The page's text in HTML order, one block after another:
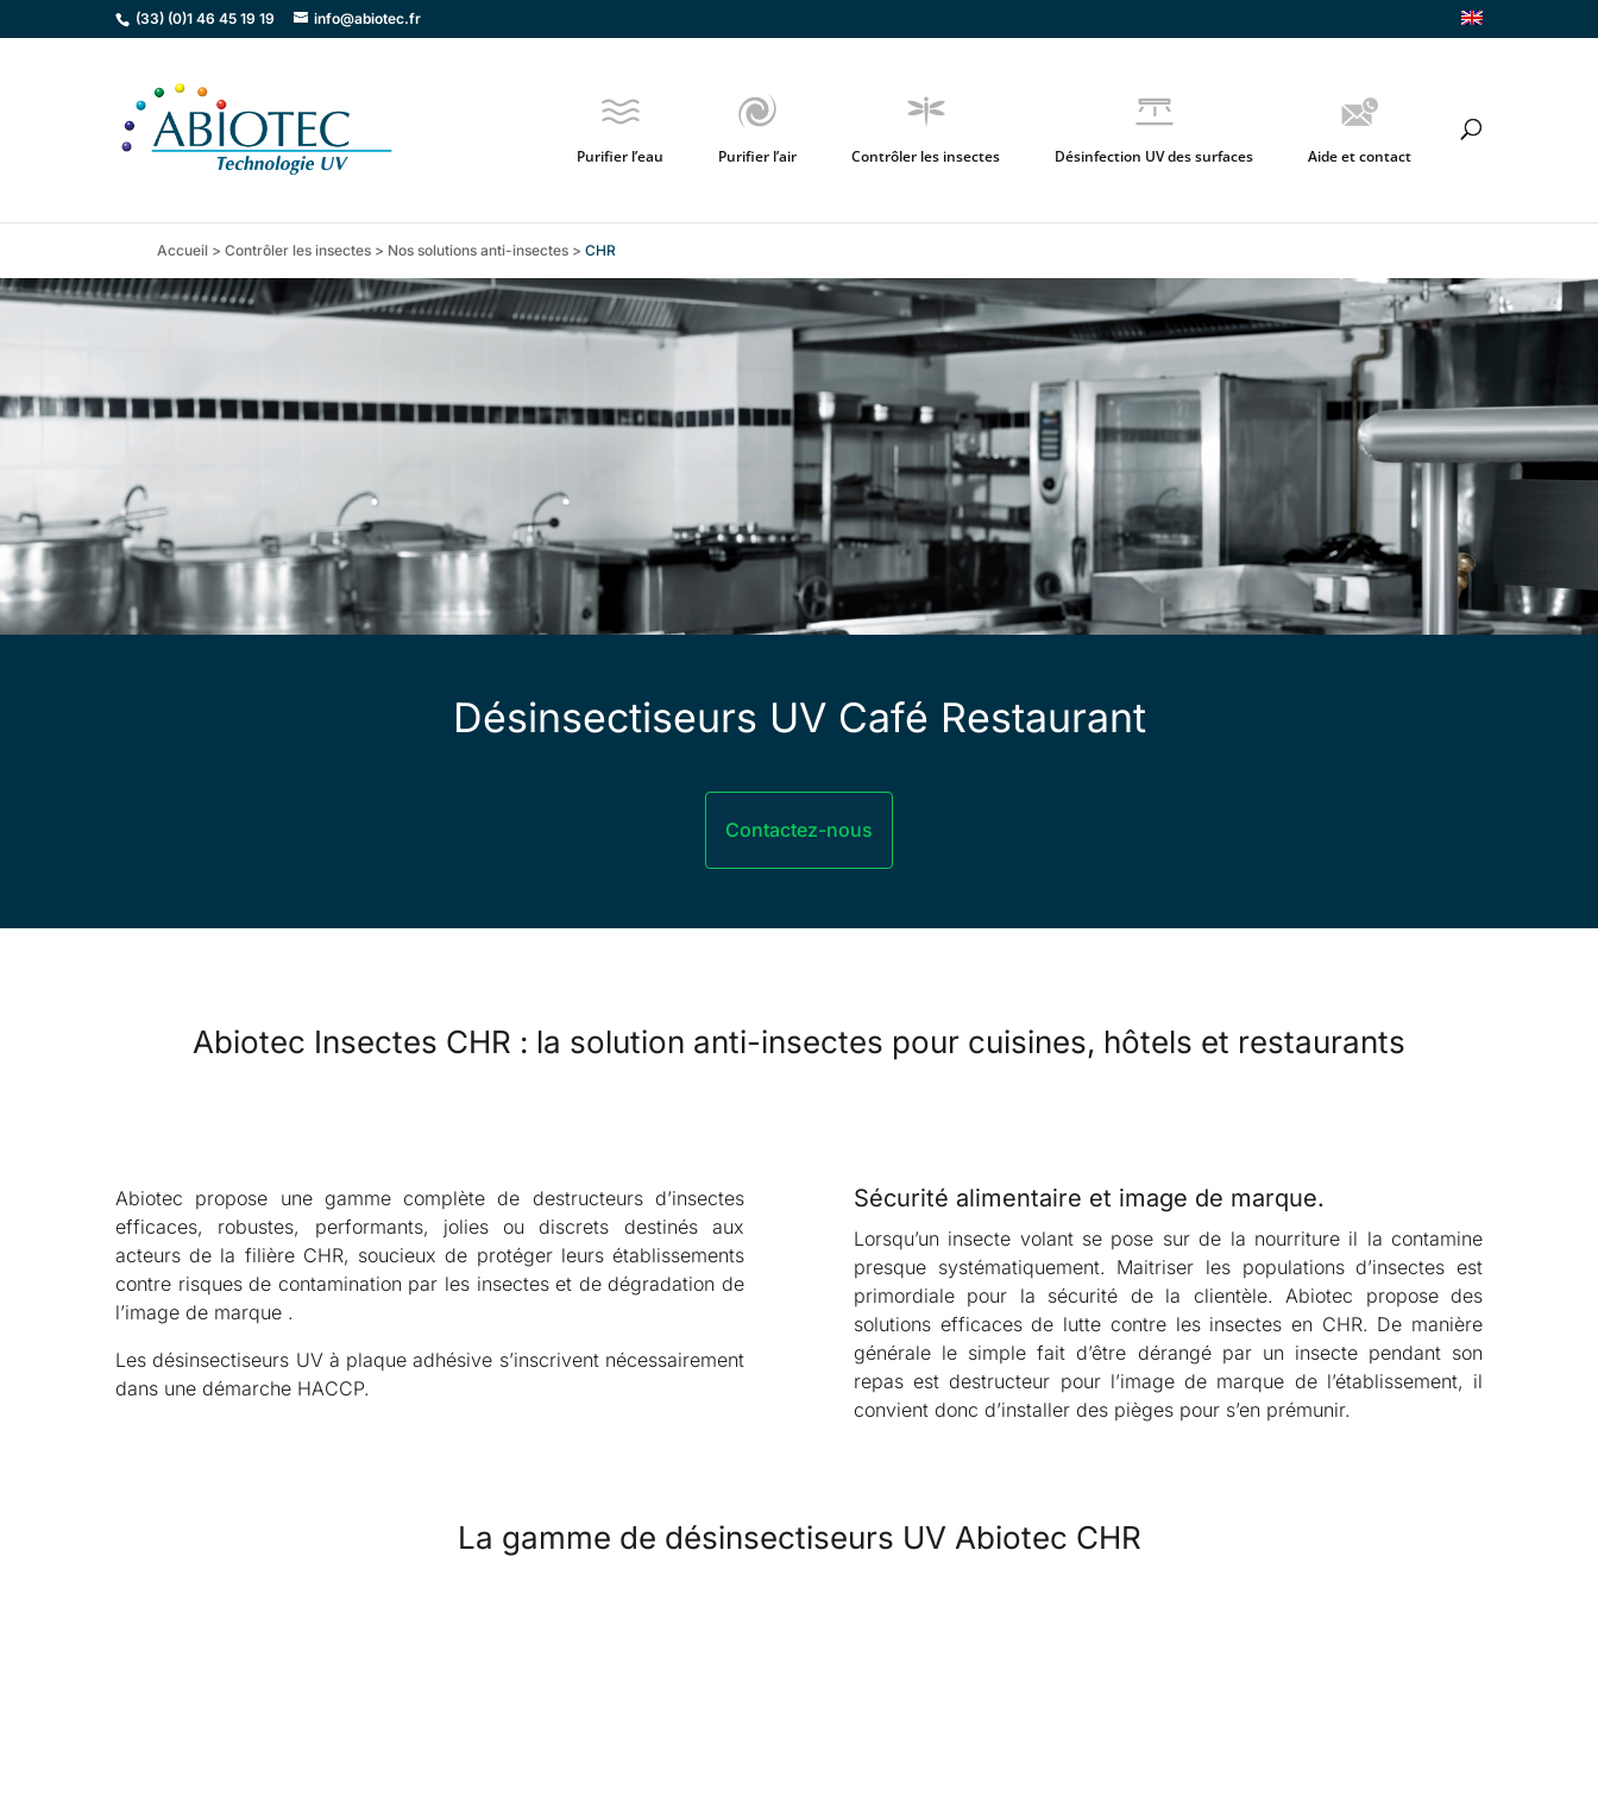
(33) (0)1 46 45 19 19 info@abiotec.fr
Purifier l’eau Purifier l’air Contrôler les insectes Désinfection UV des surfaces Aide et contact
Accueil > Contrôler les insectes > Nos solutions anti-insectes > CHR
Désinsectiseurs UV Café Restaurant
Contactez-nous
Abiotec Insectes CHR : la solution anti-insectes pour cuisines, hôtels et restaurants
Abiotec propose une gamme complète de destructeurs d’insectes
efficaces, robustes, performants, jolies ou discrets destinés aux
acteurs de la filière CHR, soucieux de protéger leurs établissements
contre risques de contamination par les insectes et de dégradation de
l’image de marque .
Les désinsectiseurs UV à plaque adhésive s’inscrivent nécessairement
dans une démarche HACCP.
Sécurité alimentaire et image de marque.
Lorsqu’un insecte volant se pose sur de la nourriture il la contamine
presque systématiquement. Maitriser les populations d’insectes est
primordiale pour la sécurité de la clientèle. Abiotec propose des
solutions efficaces de lutte contre les insectes en CHR. De manière
générale le simple fait d’être dérangé par un insecte pendant son
repas est destructeur pour l’image de marque de l’établissement, il
convient donc d’installer des pièges pour s’en prémunir.
La gamme de désinsectiseurs UV Abiotec CHR